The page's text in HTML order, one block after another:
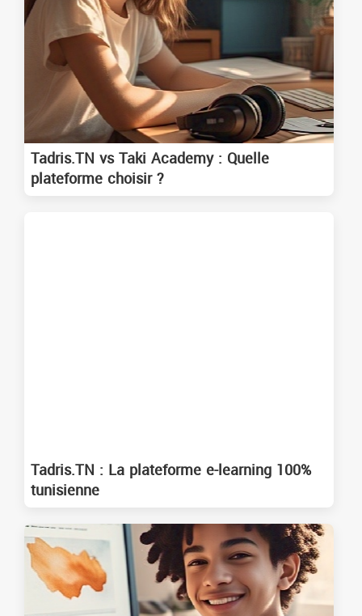
Tadris.TN vs Taki Academy : Quelle
plateforme choisir ?
Tadris.TN : La plateforme e-learning 100%
tunisienne